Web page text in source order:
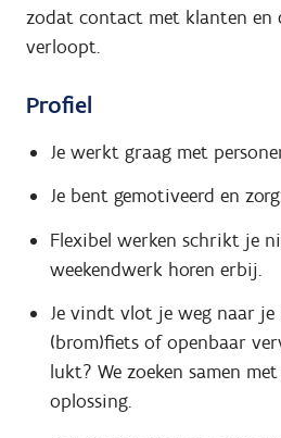
zodat contact met klanten en
verloopt.
Profiel
Je werkt graag met
Je bent gemotiveerd en
Flexibel werken schrikt je
weekendwerk horen erbij.
Je vindt vlot je weg naar
(brom)fiets of openbaar
lukt? We zoeken samen
oplossing.